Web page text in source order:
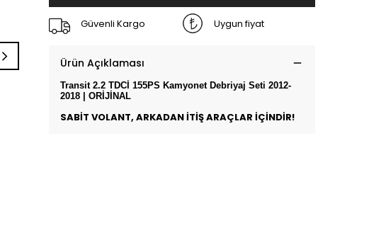
Güvenli Kargo Uygun fiyat
Ürün Açıklaması
Transit 2.2 TDCİ 155PS Kamyonet Debriyaj Seti 2012-
2018 | ORİJİNAL
SABİT VOLANT, ARKADAN İTİŞ ARAÇLAR İÇİNDİR!